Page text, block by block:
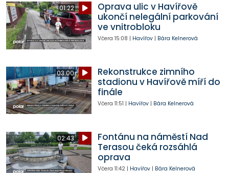
01:22
Oprava ulic v Havířově
ukončí nelegální parkování
ve vnitrobloku
Včera 15:08 | Havířov| Bára Kelnerová
03:00
Rekonstrukce zimního
stadionu v Havířově míří do
finále
Včera 11:51 | Havířov| Bára Kelnerová
02:43
Fontánu na náměstí Nad
Terasou čeká rozsáhlá
oprava
Včera 11:42| Havířov| Bára Kelnerová